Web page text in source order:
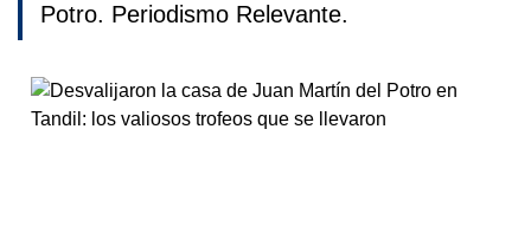
Potro. Periodismo Relevante.